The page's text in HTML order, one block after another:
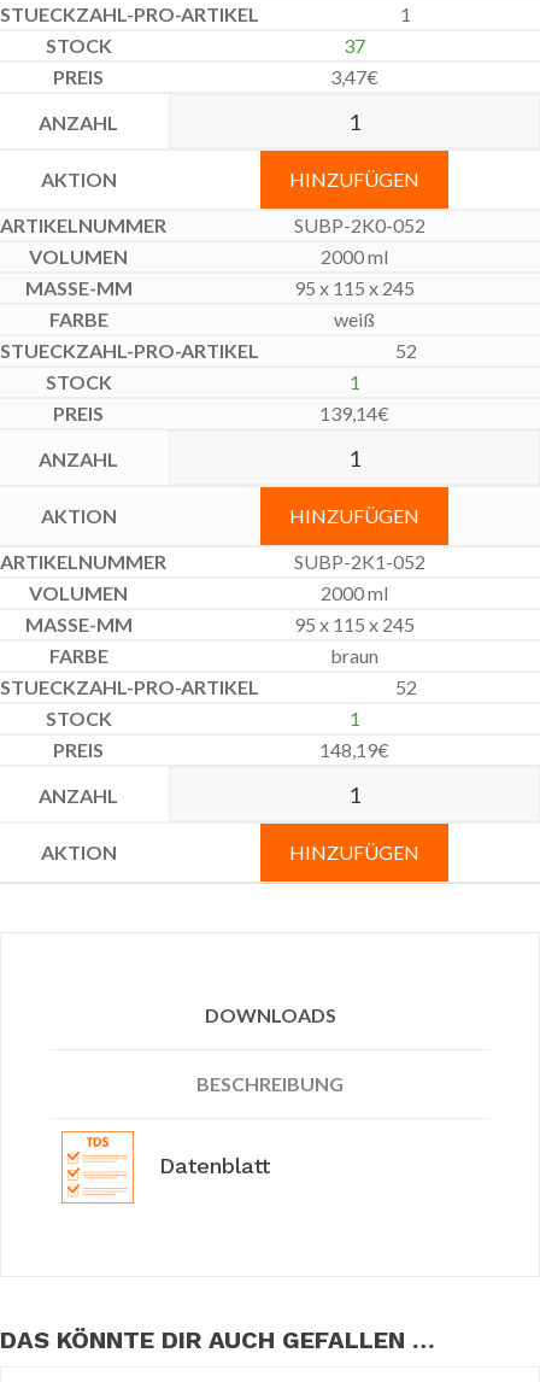
1
37
3,47€
HINZUFÜGEN
SUBP-2K0-052
2000 ml
95 x 115 x 245
weiß
52
1
139,14€
HINZUFÜGEN
SUBP-2K1-052
2000 ml
95 x 115 x 245
braun
52
1
148,19€
HINZUFÜGEN
DOWNLOADS
BESCHREIBUNG
Datenblatt
DAS KÖNNTE DIR AUCH GEFALLEN …